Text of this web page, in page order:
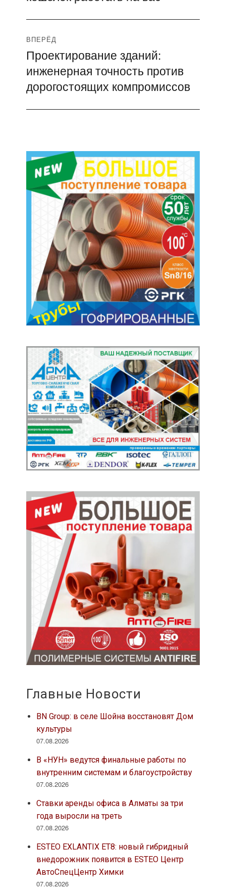
ВПЕРЁД
Следующая
запись:
Проектирование зданий:
инженерная точность против
дорогостоящих компромиссов
Главные Новости
BN Group: в селе Шойна восстановят Дом
культуры
07.08.2026
В «НУН» ведутся финальные работы по
внутренним системам и благоустройству
07.08.2026
Ставки аренды офиса в Алматы за три
года выросли на треть
07.08.2026
ESTEO EXLANTIX ET8: новый гибридный
внедорожник появится в ESTEO Центр
АвтоСпецЦентр Химки
07.08.2026